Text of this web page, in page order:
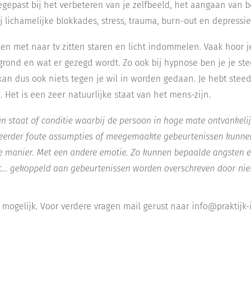
bij het verbeteren van je zelfbeeld, het aangaan van
blokkades, stress, trauma, burn-out en
met naar tv zitten staren en licht indommelen. Vaak hoor
en wat er gezegd wordt. Zo ook bij hypnose ben je je
dus ook niets tegen je wil in worden gedaan. Je hebt
Het is een zeer natuurlijke staat van het mens-zijn.
staat of conditie waarbij de persoon in hoge mate
foute assumpties of meegemaakte gebeurtenissen
manier. Met een andere emotie. Zo kunnen bepaalde angsten
gekoppeld aan gebeurtenissen worden overschreven door
Voor verdere vragen mail gerust naar